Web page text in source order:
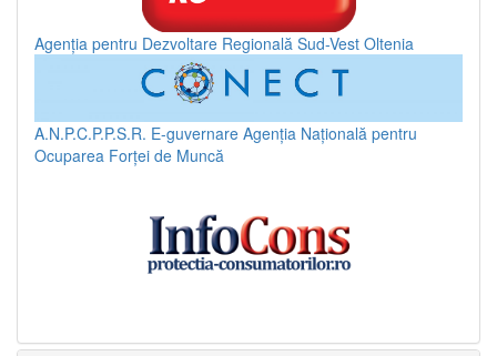
Agenția pentru Dezvoltare Regională Sud-Vest Oltenia
A.N.P.C.P.P.S.R. E-guvernare Agenția Națională pentru
Ocuparea Forței de Muncă